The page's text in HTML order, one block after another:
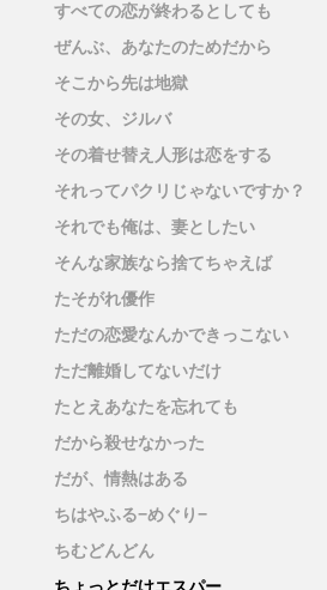
すべての恋が終わるとしても
ぜんぶ、あなたのためだから
そこから先は地獄
その女、ジルバ
その着せ替え人形は恋をする
それってパクリじゃないですか？
それでも俺は、妻としたい
そんな家族なら捨てちゃえば
たそがれ優作
ただの恋愛なんかできっこない
ただ離婚してないだけ
たとえあなたを忘れても
だから殺せなかった
だが、情熱はある
ちはやふる−めぐり−
ちむどんどん